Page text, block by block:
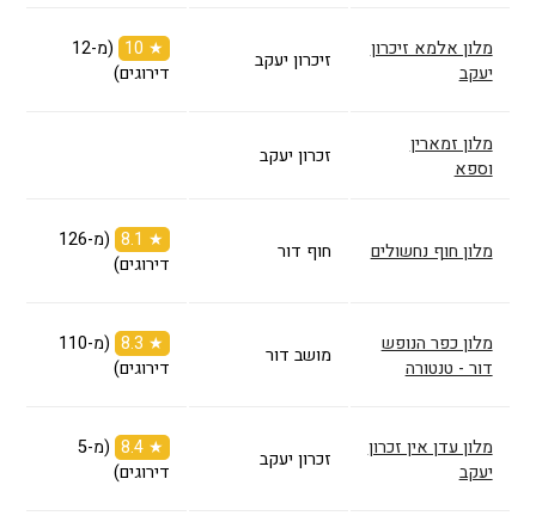
מלון אלמא זיכרון
יעקב
זיכרון יעקב ★ 10
(מ-12
דירוגים)
מלון זמארין
וספא
זכרון יעקב
מלון חוף נחשולים חוף דור ★ 8.1
(מ-126
דירוגים)
מלון כפר הנופש
דור - טנטורה
מושב דור ★ 8.3
(מ-110
דירוגים)
מלון עדן אין זכרון
יעקב
זכרון יעקב ★ 8.4
(מ-5
דירוגים)